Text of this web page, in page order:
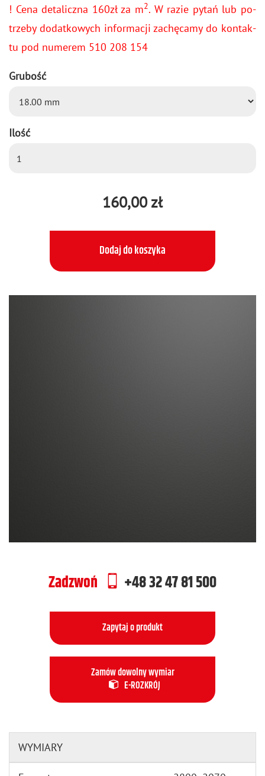
! Cena de­ta­licz­na 160zł za m2. W razie pytań lub po­
trze­by do­dat­ko­wych in­for­ma­cji za­chę­ca­my do kon­tak­
tu pod nu­me­rem 510 208 154
Grubość
Ilość
160,00 zł
Dodaj do koszyka
Zadzwoń +48 32 47 81 500
Zapytaj o produkt
Zamów dowolny wymiar
E-ROZKRÓJ
WYMIARY